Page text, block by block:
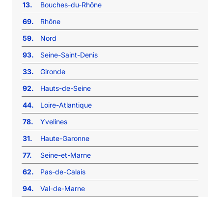
13.
Bouches-du-Rhône
69.
Rhône
59.
Nord
93.
Seine-Saint-Denis
33.
Gironde
92.
Hauts-de-Seine
44.
Loire-Atlantique
78.
Yvelines
31.
Haute-Garonne
77.
Seine-et-Marne
62.
Pas-de-Calais
94.
Val-de-Marne